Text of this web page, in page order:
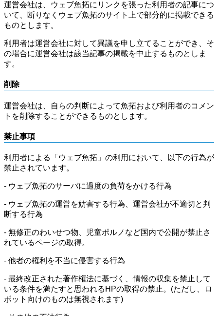
運営会社は、ウェブ魚拓にリンクを張った利用者の記事につ
いて、断りなくウェブ魚拓のサイト上で部分的に掲載できる
ものとします。
利用者は運営会社に対して異議を申し立てることができ、そ
の場合に運営会社は該当記事の掲載を中止するものとしま
す。
削除
運営会社は、自らの判断によって魚拓および利用者のコメン
トを削除することができるものとします。
禁止事項
利用者による「ウェブ魚拓」の利用において、以下の行為が
禁止されています。
- ウェブ魚拓のサーバに過度の負荷をかける行為
- ウェブ魚拓の運営を妨害する行為、運営会社が不適切と判
断する行為
- 無修正のわいせつ物、児童ポルノなど国内で公開が禁止さ
れているページの取得。
- 他者の権利を不当に侵害する行為
- 最終改正された著作権法に基づく、情報の収集を禁止して
いる条件を満たすと思われるHPの取得の禁止。(ただし、ロ
ボット向けのものは無視されます)